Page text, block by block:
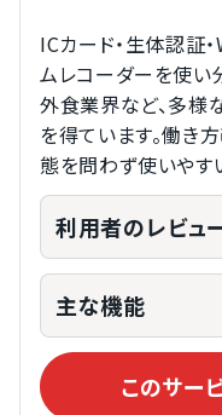
ICカード・生体認証
ムレコーダーを使い
外食業界など、多様
を得ています。働き
態を問わず使いやす
利用者のレビュー
主な機能
このサー